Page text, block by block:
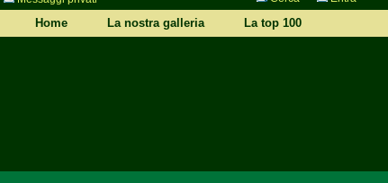
Home La nostra galleria La top 100